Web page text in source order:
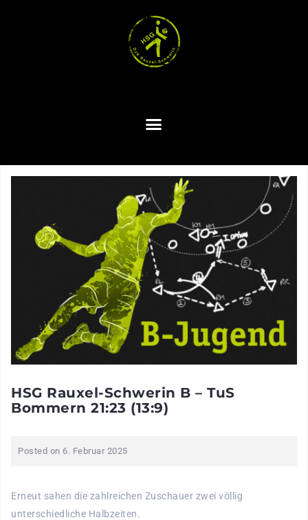
HSG Rauxel-Schwerin B – TuS
Bommern 21:23 (13:9)
Posted on 6. Februar 2025
Erneut sahen die zahlreichen Zuschauer zwei völlig
unterschiedliche Halbzeiten.